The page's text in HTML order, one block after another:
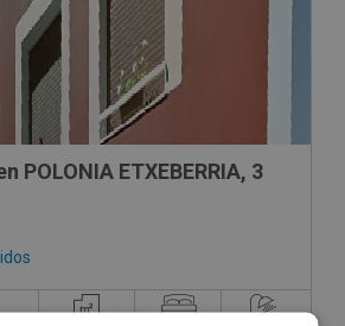
POLONIA ETXEBERRIA, 3